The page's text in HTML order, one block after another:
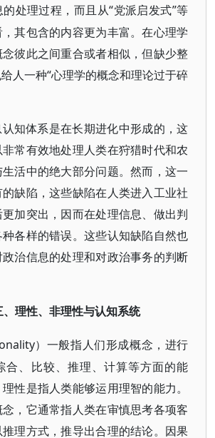
处理过程，而且从“党派启发式”等
其包含的内容更为丰富。在心理学
彼此之间重合或者相似，但缺少整
人一种“心理学的概念和理论过于碎
认知体系是在长期进化中形成的，这
常有效地处理人类在狩猎时代和农
活中的绝大部分问题。然而，这一
缺陷，这些缺陷在人类进入工业社
加突出，因而在处理信息、做出判
各样的错误。这些认知缺陷自然也
治信息的处理和对政治事务的判断
、理性、非理性与认知系统
）一般指人们形成概念，进行
合、比较、推理、计算等方面的能
性是指人类能够运用理智的能力。
，它通常指人类在审慎思考各项客
理方式，推导出合理的结论。因果